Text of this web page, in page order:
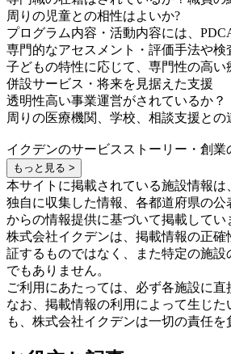
周りの児童との相性はよいか?
プログラム内容・活動内容には、
専門的なアセスメント・評価手法や検
子どもの特性に応じて、専門性の高い
併設サービス・将来を見据えた支援
透明性高い事業運営がされているか？
周りの医療機関、学校、相談支援との
イクデンのサービスストーリー・創業
もっと見る >
本サイトに掲載されている施設情報
独自に収集した情報、各都道府県の公
からの情報提供に基づいて掲載してい
株式会社イクデンは、掲載情報の正確
証するものではなく、また特定の施
でもありません。
ご利用にあたっては、必ず各施設に直
なお、掲載情報の利用によって生じた
も、株式会社イクデンは一切の責任を